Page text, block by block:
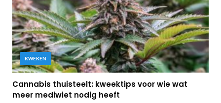
KWEKEN
Cannabis thuisteelt: kweektips voor wie wat
meer mediwiet nodig heeft